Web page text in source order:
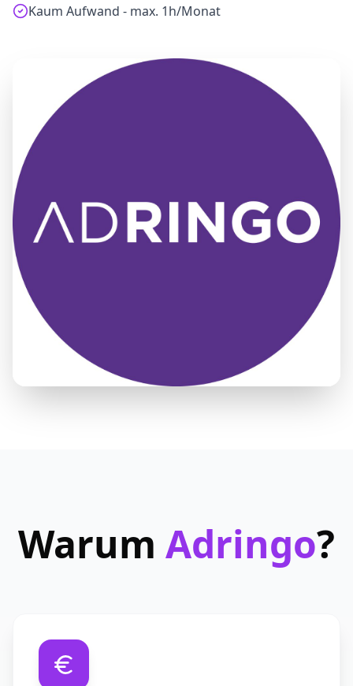
Kaum Aufwand - max. 1h/Monat
Warum Adringo?